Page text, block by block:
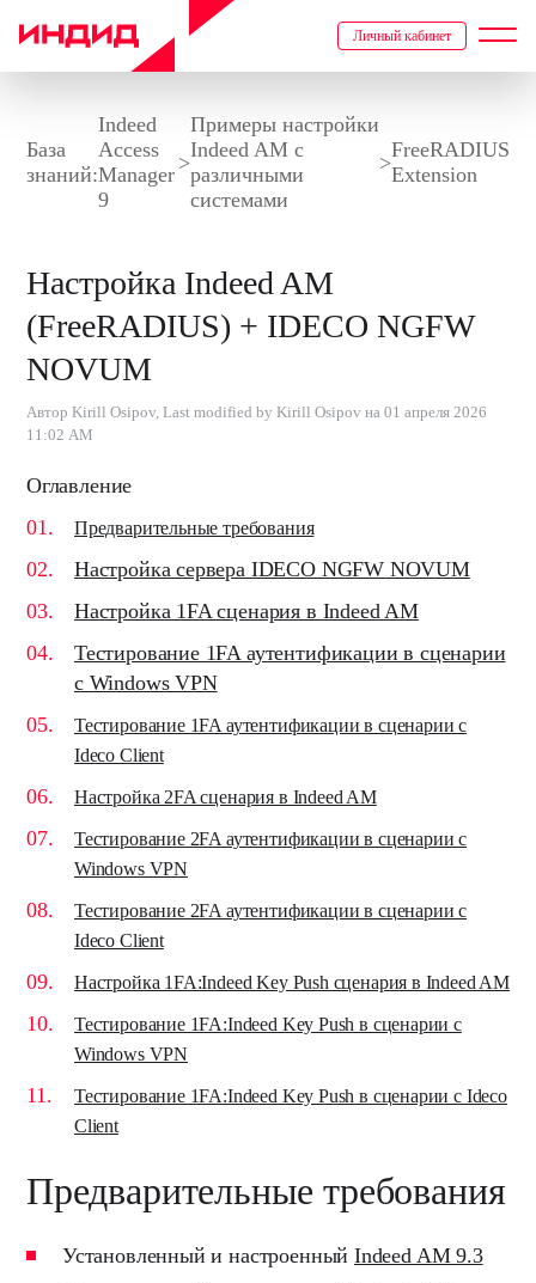
Личный кабинет
База
знаний:
Indeed
Access
Manager
9
>
Примеры настройки
Indeed AM с
различными
системами
>
FreeRADIUS
Extension
Настройка Indeed AM
(FreeRADIUS) + IDECO NGFW
NOVUM
Автор Kirill Osipov, Last modified by Kirill Osipov на 01 апреля 2026
11:02 AM
Оглавление
Предварительные требования
Настройка сервера IDECO NGFW NOVUM
Настройка 1FA сценария в Indeed AM
Тестирование 1FA аутентификации в сценарии
с Windows VPN
Тестирование 1FA аутентификации в сценарии с
Ideco Client
Настройка 2FA сценария в Indeed AM
Тестирование 2FA аутентификации в сценарии с
Windows VPN
Тестирование 2FA аутентификации в сценарии с
Ideco Client
Настройка 1FA:Indeed Key Push сценария в Indeed AM
Тестирование 1FA:Indeed Key Push в сценарии с
Windows VPN
Тестирование 1FA:Indeed Key Push в сценарии с Ideco
Client
Предварительные требования
Установленный и настроенный Indeed AM 9.3